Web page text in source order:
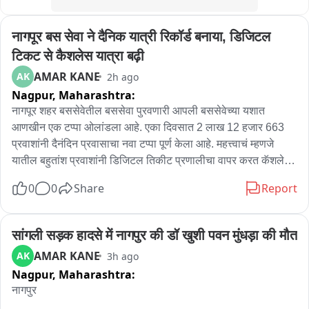
ज्या जेन झी ना  देशद्रोही म्हटलं त्यांनाच आता हे देश प्रेमी म्हणत आहेत
हे कोणी प्रमाणपत्र देणारे नाहीत
जेन झी आता आम्हाला सत्तेतून बाहेर काढेल असं यांना वाटते
जेन झी पुन्हा आता आपल्याकडे आता येईल का हा यशस्वी प्रयत्न मोहन
भागवत यांनी केला आहे
ऑन दिपके कारवाई
दिपके आणि त्यांच्या कुटुंंबावर कारवाई केली जाईल हे सूर्यप्रकाशात सत्य
नागपूर बस सेवा ने दैनिक यात्री रिकॉर्ड बनाया, डिजिटल
टिकट से कैशलेस यात्रा बढ़ी
AK AMAR KANE 2h ago
Nagpur, Maharashtra:
नागपूर शहर बससेवेतील बससेवा पुरवणारी आपली बससेवेच्या यशात
आणखीन एक टप्पा ओलांडला आहे. एका दिवसात 2 लाख 12 हजार 663
प्रवाशांनी दैनंदिन प्रवासाचा नवा टप्पा पूर्ण केला आहे. महत्त्वाचं म्हणजे
यातील बहुतांश प्रवाशांनी डिजिटल तिकीट प्रणालीचा वापर करत कॅशलेस
सातत्यपूर्ण पाठिंबामुळे आपली बस अधिक स्मार्ट वेगवान आणि तंत्रज्ञान
0 0 Share Report
सांगली सड़क हादसे में नागपुर की डॉ खुशी पवन मुंधड़ा की मौत
AK AMAR KANE 3h ago
Nagpur, Maharashtra:
नागपुर